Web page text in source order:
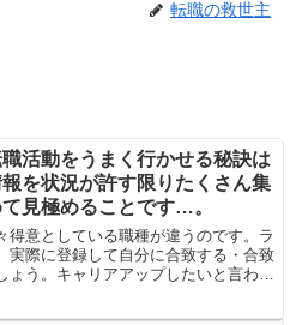
転職の救世主
活動をうまく行かせる秘訣は
を状況が許す限りたくさん集
見極めることです…。
得意としている職種が違うのです。ラ
実際に登録して自分に合致する・合致
う。キャリアアップしたいと言われ